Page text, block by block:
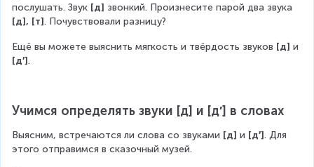
послушать. Звук [д] звонкий. Произнесите парой два звука
[д], [т]. Почувствовали разницу?
Ещё вы можете выяснить мягкость и твёрдость звуков [д] и
[д′].
Учимся определять звуки [д] и [д′] в словах
Выясним, встречаются ли слова со звуками [д] и [д′]. Для
этого отправимся в сказочный музей.